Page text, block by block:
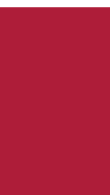
kanále.